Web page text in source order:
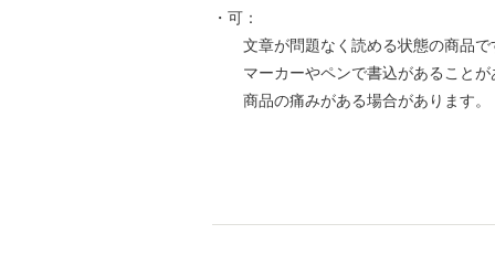
・可：
文章が問題なく読める状態の商品で
マーカーやペンで書込があることが
商品の痛みがある場合があります。